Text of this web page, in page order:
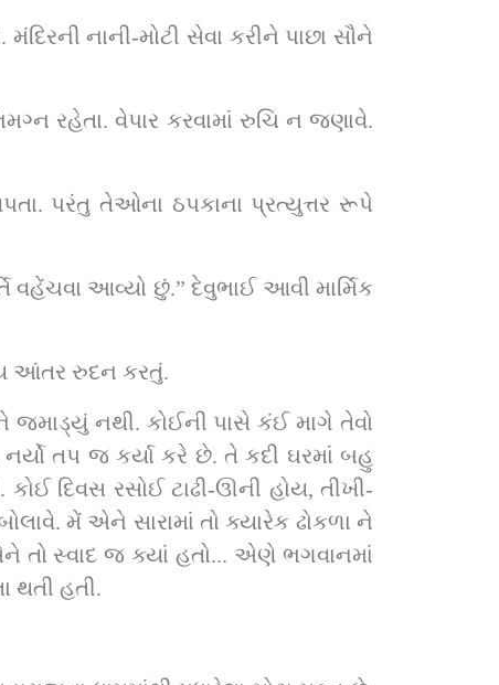
નાની-મોટી સેવા કરીને પાછા સૌને
રહેતા. વેપાર કરવામાં રુચિ ન જણાવે.
પરંતુ તેઓના ઠપકાના પ્રત્યુત્તર રૂપે
વહેંચવા આવ્યો છું.” દેવુભાઈ આવી માર્મિક
આંતર રુદન કરતું.
જમાડ્યું નથી. કોઈની પાસે કંઈ માગે તેવો
તપ જ કર્યા કરે છે. તે કદી ઘરમાં બહુ
દિવસ રસોઈ ટાઢી-ઊની હોય, તીખી-
મેં એને સારામાં તો ક્યારેક ઢોકળા ને
તો સ્વાદ જ ક્યાં હતો... એણે ભગવાનમાં
થતી હતી.